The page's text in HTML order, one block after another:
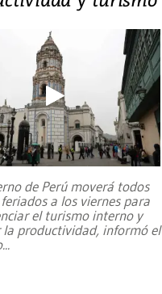
de Perú moverá todos
a los viernes para
el turismo interno y
la productividad, informó el
...